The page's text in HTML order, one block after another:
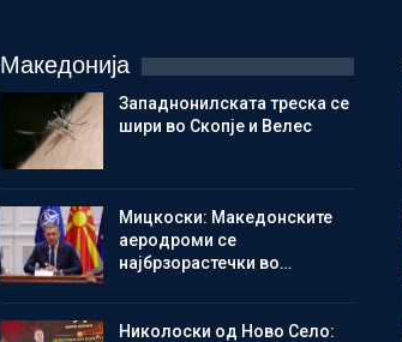
Македонија
Западнонилската треска се
шири во Скопје и Велес
Мицкоски: Македонските
аеродроми се
најбрзорастечки во…
Николоски од Ново Село: